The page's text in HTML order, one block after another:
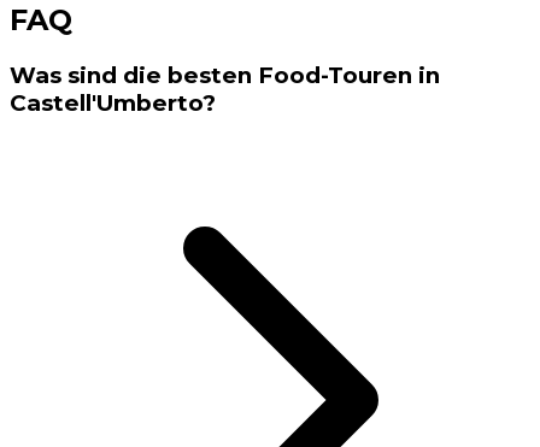
FAQ
Was sind die besten Food-Touren in
Castell'Umberto?